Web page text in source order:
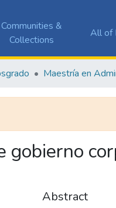
Communities &
Collections
All of
gobierno
Abstract